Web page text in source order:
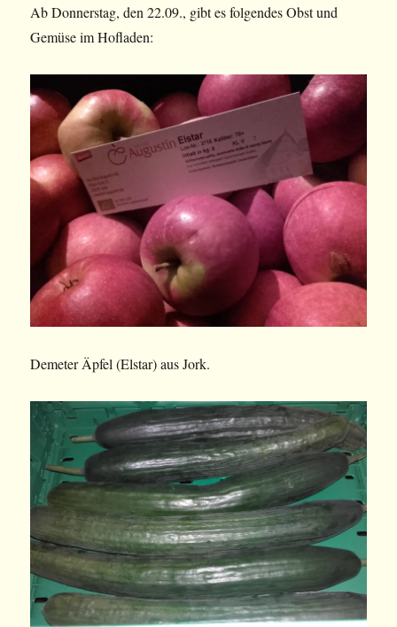
Ab Donnerstag, den 22.09., gibt es folgendes Obst und
Gemüse im Hofladen:
Demeter Äpfel (Elstar) aus Jork.